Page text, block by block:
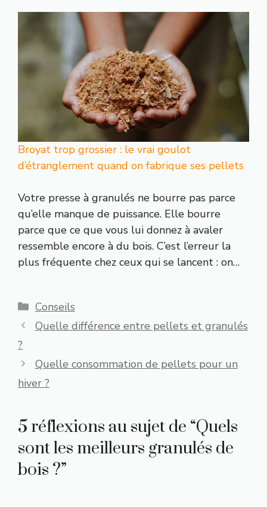
Broyat trop grossier : le vrai goulot
d’étranglement quand on fabrique ses pellets
Votre presse à granulés ne bourre pas parce
qu’elle manque de puissance. Elle bourre
parce que ce que vous lui donnez à avaler
ressemble encore à du bois. C’est l’erreur la
plus fréquente chez ceux qui se lancent : on…
Catégories
Conseils
Quelle différence entre pellets et granulés
?
Quelle consommation de pellets pour un
hiver ?
5 réflexions au sujet de “Quels
sont les meilleurs granulés de
bois ?”